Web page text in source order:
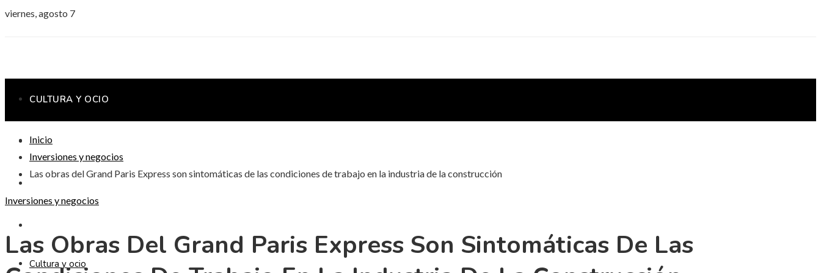
viernes, agosto 7
CULTURA Y OCIO
CIENCIA Y TECNOLOGÍA
Cultura y ocio
Inicio
Inversiones y negocios
Las obras del Grand Paris Express son sintomáticas de las condiciones de trabajo en la industria de la construcción
Inversiones y negocios
Las Obras Del Grand Paris Express Son Sintomáticas De Las